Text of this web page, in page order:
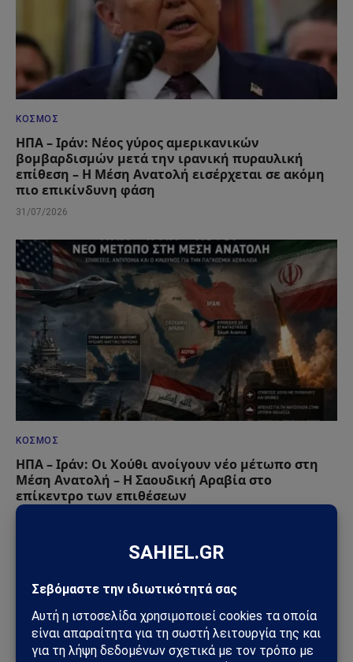
ΚΌΣΜΟΣ
ΗΠΑ – Ιράν: Νέος γύρος αμερικανικών
βομβαρδισμών μετά την ιρανική πυραυλική
επίθεση – Η Μέση Ανατολή εισέρχεται σε ακόμη
πιο επικίνδυνη φάση
31/07/2026
ΚΌΣΜΟΣ
ΗΠΑ – Ιράν: Οι Χούθι ανοίγουν νέο μέτωπο στη
Μέση Ανατολή – Η Σαουδική Αραβία στο
επίκεντρο των επιθέσεων